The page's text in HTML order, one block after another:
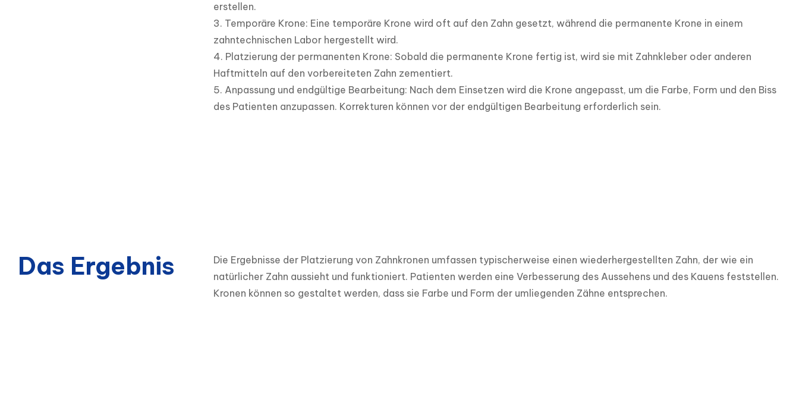
erstellen.
3. Temporäre Krone: Eine temporäre Krone wird oft auf den Zahn gesetzt, während die permanente Krone in einem
zahntechnischen Labor hergestellt wird.
4. Platzierung der permanenten Krone: Sobald die permanente Krone fertig ist, wird sie mit Zahnkleber oder anderen
Haftmitteln auf den vorbereiteten Zahn zementiert.
5. Anpassung und endgültige Bearbeitung: Nach dem Einsetzen wird die Krone angepasst, um die Farbe, Form und den Biss
des Patienten anzupassen. Korrekturen können vor der endgültigen Bearbeitung erforderlich sein.
Das Ergebnis
Die Ergebnisse der Platzierung von Zahnkronen umfassen typischerweise einen wiederhergestellten Zahn, der wie ein
natürlicher Zahn aussieht und funktioniert. Patienten werden eine Verbesserung des Aussehens und des Kauens feststellen.
Kronen können so gestaltet werden, dass sie Farbe und Form der umliegenden Zähne entsprechen.